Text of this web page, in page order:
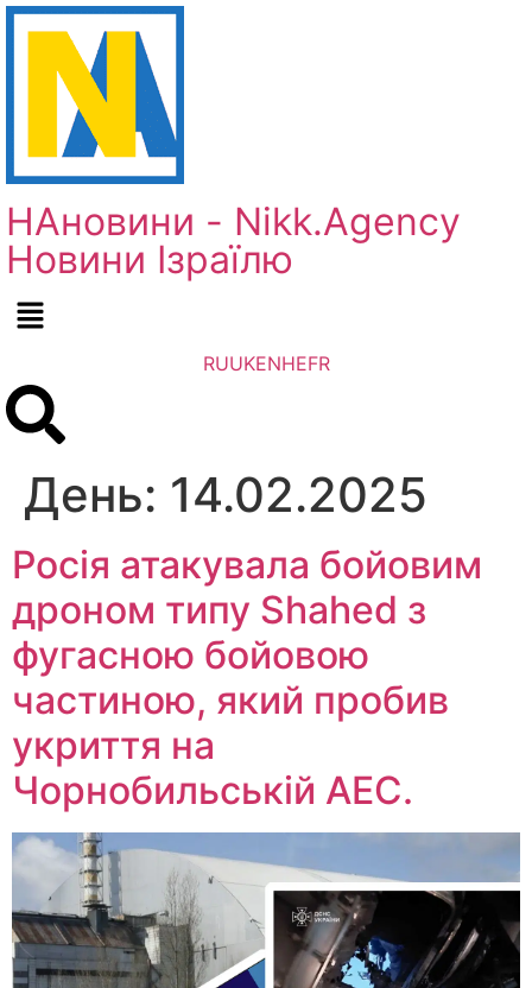
НАновини - Nikk.Agency
Новини Ізраїлю
RUUKENHEFR
День: 14.02.2025
Росія атакувала бойовим
дроном типу Shahed з
фугасною бойовою
частиною, який пробив
укриття на
Чорнобильській АЕС.